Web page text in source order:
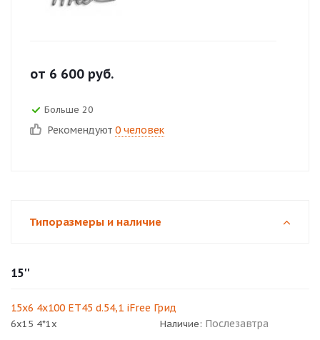
от 6 600 руб.
Больше 20
Рекомендуют 0 человек
Типоразмеры и наличие
15''
15x6 4x100 ET45 d.54,1 iFree Грид
6x15 4*1x Наличие: Послезавтра